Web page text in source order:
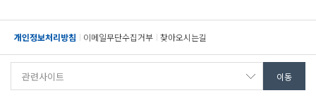
개인정보처리방침 이메일무단수집거부 찾아오시는길